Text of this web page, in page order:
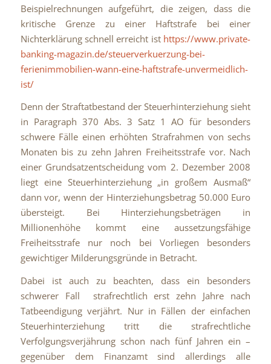
Beispielrechnungen aufgeführt, die zeigen, dass die
kritische Grenze zu einer Haftstrafe bei einer
Nichterklärung schnell erreicht ist https://www.private-
banking-magazin.de/steuerverkuerzung-bei-
ferienimmobilien-wann-eine-haftstrafe-unvermeidlich-
ist/
Denn der Straftatbestand der Steuerhinterziehung sieht
in Paragraph 370 Abs. 3 Satz 1 AO für besonders
schwere Fälle einen erhöhten Strafrahmen von sechs
Monaten bis zu zehn Jahren Freiheitsstrafe vor. Nach
einer Grundsatzentscheidung vom 2. Dezember 2008
liegt eine Steuerhinterziehung „in großem Ausmaß“
dann vor, wenn der Hinterziehungsbetrag 50.000 Euro
übersteigt. Bei Hinterziehungsbeträgen in
Millionenhöhe kommt eine aussetzungsfähige
Freiheitsstrafe nur noch bei Vorliegen besonders
gewichtiger Milderungsgründe in Betracht.
Dabei ist auch zu beachten, dass ein besonders
schwerer Fall strafrechtlich erst zehn Jahre nach
Tatbeendigung verjährt. Nur in Fällen der einfachen
Steuerhinterziehung tritt die strafrechtliche
Verfolgungsverjährung schon nach fünf Jahren ein –
gegenüber dem Finanzamt sind allerdings alle